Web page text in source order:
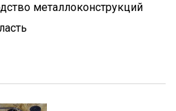
металлоконструкций